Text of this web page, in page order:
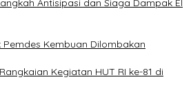
Antisipasi dan Siaga Dampak El
Pemdes Kembuan Dilombakan
Kegiatan HUT RI ke-81 di